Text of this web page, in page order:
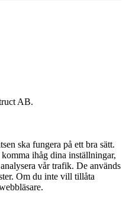
AB.
ska fungera på ett bra sätt.
ihåg dina inställningar,
vår trafik. De används
Om du inte vill tillåta